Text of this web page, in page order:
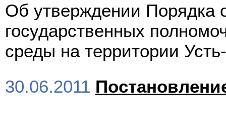
Об утверждении Порядка
государственных
среды на территории Усть-
30.06.2011